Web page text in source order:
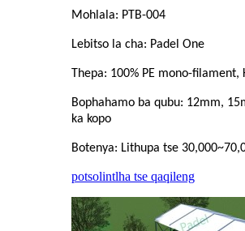
Mohlala: PTB-004
Lebitso la cha: Padel One
Thepa: 100% PE mono-filament,
Bophahamo ba qubu: 12mm,
ka kopo
Botenya: Lithupa tse
potsolintlha tse qaqileng